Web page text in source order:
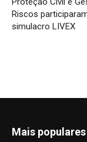
Riscos
simulacro LIVEX
Mais populares